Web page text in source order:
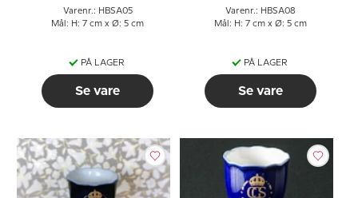
Varenr.: HBSA05
Mål: H: 7 cm x Ø: 5 cm
PÅ LAGER
Se vare
Varenr.: HBSA08
Mål: H: 7 cm x Ø: 5 cm
PÅ LAGER
Se vare